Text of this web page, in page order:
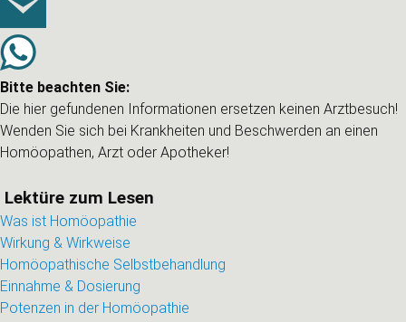
Bitte beachten Sie:
Die hier gefundenen Informationen ersetzen keinen Arztbesuch!
Wenden Sie sich bei Krankheiten und Beschwerden an einen
Homöopathen, Arzt oder Apotheker!
Lektüre zum Lesen
Was ist Homöopathie
Wirkung & Wirkweise
Homöopathische Selbstbehandlung
Einnahme & Dosierung
Potenzen in der Homöopathie